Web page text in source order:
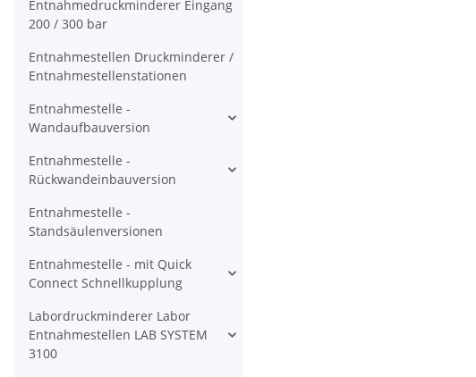
Entnahmedruckminderer Eingang
200 / 300 bar
Entnahmestellen Druckminderer /
Entnahmestellenstationen
Entnahmestelle -
Wandaufbauversion
Entnahmestelle -
Rückwandeinbauversion
Entnahmestelle -
Standsäulenversionen
Entnahmestelle - mit Quick
Connect Schnellkupplung
Labordruckminderer Labor
Entnahmestellen LAB SYSTEM
3100